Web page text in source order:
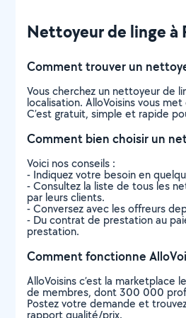
Nettoyeur de linge à
Comment trouver un
Vous cherchez un nettoyeur de
localisation. AlloVoisins vous
C’est gratuit, simple et rapide
Comment bien choisir un
Voici nos conseils :
- Indiquez votre besoin en
- Consultez la liste de tous les
par leurs clients.
- Conversez avec les offreurs
- Du contrat de prestation au
prestation.
Comment fonctionne
AlloVoisins c’est la
de membres, dont 300 000
Postez votre demande et
rapport qualité/prix.